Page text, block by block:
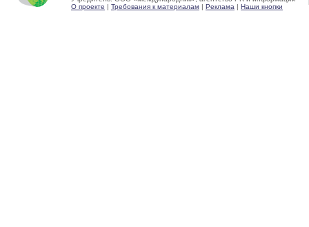
О проекте | Требования к материалам | Реклама | Наши кнопки